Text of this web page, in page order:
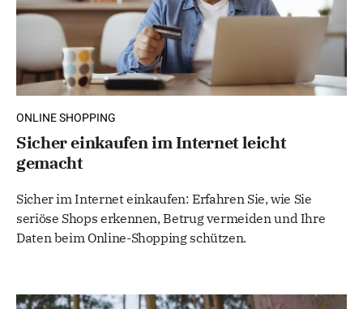
ONLINE SHOPPING
Sicher einkaufen im Internet leicht
gemacht
Sicher im Internet einkaufen: Erfahren Sie, wie Sie
seriöse Shops erkennen, Betrug vermeiden und Ihre
Daten beim Online-Shopping schützen.